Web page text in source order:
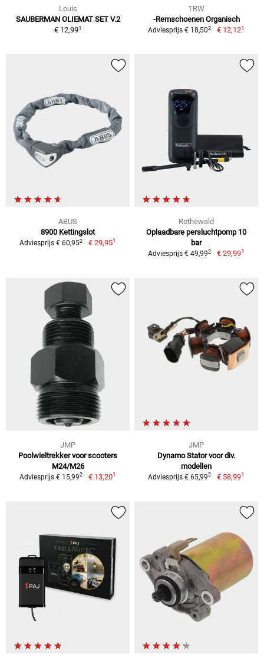
Louis
SAUBERMAN OLIEMAT SET V.2
€ 12,991
TRW
-Remschoenen Organisch
Adviesprijs € 18,502 € 12,121
ABUS
8900 Kettingslot
Adviesprijs € 60,952 € 29,951
Rothewald
Oplaadbare persluchtpomp 10
bar
Adviesprijs € 49,992 € 29,991
JMP
Poolwieltrekker voor scooters
M24/M26
Adviesprijs € 15,992 € 13,201
JMP
Dynamo Stator voor div.
modellen
Adviesprijs € 65,992 € 58,991